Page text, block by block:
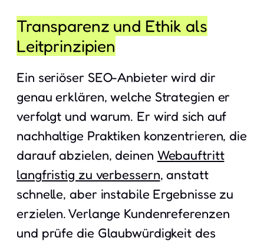
Transparenz und Ethik als
Leitprinzipien
Ein seriöser SEO-Anbieter wird dir
genau erklären, welche Strategien er
verfolgt und warum. Er wird sich auf
nachhaltige Praktiken konzentrieren, die
darauf abzielen, deinen Webauftritt
langfristig zu verbessern, anstatt
schnelle, aber instabile Ergebnisse zu
erzielen. Verlange Kundenreferenzen
und prüfe die Glaubwürdigkeit des